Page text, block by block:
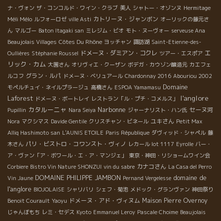
ナ・ヴォン ザ・コンコルド・ワイン・クラブ 美人 シャトー・オゾンヌ Hermitage
Méli Mélo ルフォーロゼ ville Asti カトリーヌ・ジャンボン オーリックの藤元さ
ん マルゴー Baton Itagaki san ミレジム・ビオ モト・ヌーヴォー serveuse Ana
Beaujolais Villages Côtes Du Rhône ヨッチャン 諏訪湖 Saint-Etienne-des-
Oullières Stéphanie Roussel ドメーヌ・ダミアン・コクレ ツアー・エスポア エ
リック・カム 大園さん オリヴィエ・クーザン ボデガ・カウゾン醸造元 カエフェ
ルコフ グラン・ルパ ドメーヌ・ベリュアール Chardonnay 2016 Abouriou 2002
モペルチュイ・ネイルプラージュ 高橋さん ESPOA Yamamasu Domaine
Laforest ドメーヌ・ボートレイ レストラン「ル・プチ・コメルス」 l'anglore
Pupillin カタルーニャ Nara Seiya Narbonne ジャーナリスト・ハン氏 セーヌ河
Nora マクシマス Davide Gentile クリスチャン・ビネール ユキさん Petit Max
Alliq Hashimoto san L'AUNIS ETOILE Paris République ダヴィッド・シャペル 藤
木さん パリ・ビストロ・コワンスト・ヴィノ レカール lot 1117 Eyrolle バー・
ア・ヴァン「ア・ボワール・エ・ア・マンジェ」
東京・神田・リショームワイン会
Corbiere Bistro Vin Nature SHONZUI vin du sabre カナコさん La Casa del Perro
Vin Jaune DOMAINE PHILIPPE JAMBON Pernand Vergelesse domaine de
l'anglore BIOJOLAISE シャリバリ シェフ・菊池 メドック・グランヴァン 神田祭り
Benoit Courault Yaoyu ドメーヌ・アド・ヴィヌム Maison Pierre Overnoy
じゃんぼもち レミ・セデス Kyoto Emmanuel Leroy Pascale Choime Beaujolais